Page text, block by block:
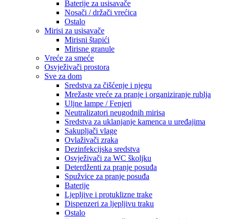
Baterije za usisavače
Nosači / držači vrećica
Ostalo
Mirisi za usisavače
Mirisni štapići
Mirisne granule
Vreće za smeće
Osvježivači prostora
Sve za dom
Sredstva za čišćenje i njegu
Mrežaste vreće za pranje i organiziranje rublja
Uljne lampe / Fenjeri
Neutralizatori neugodnih mirisa
Sredstva za uklanjanje kamenca u uređajima
Sakupljači vlage
Ovlaživači zraka
Dezinfekcijska sredstva
Osvježivači za WC školjku
Deterdženti za pranje posuđa
Spužvice za pranje posuđa
Baterije
Ljepljive i protuklizne trake
Dispenzeri za ljepljivu traku
Ostalo